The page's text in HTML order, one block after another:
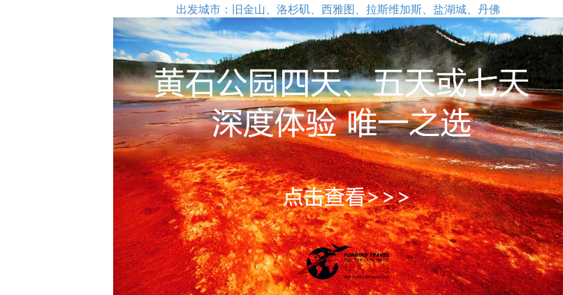
出发城市：旧金山、洛杉矶、西雅图、拉斯维加斯、盐湖城、丹佛